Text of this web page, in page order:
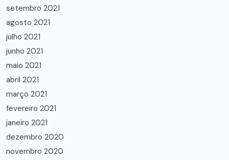
setembro 2021
agosto 2021
julho 2021
junho 2021
maio 2021
abril 2021
março 2021
fevereiro 2021
janeiro 2021
dezembro 2020
novembro 2020